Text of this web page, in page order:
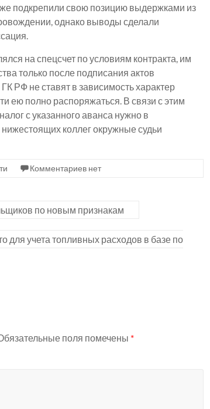
подкрепили свою позицию выдержками из
однако выводы сделали
на спецсчет по условиям контракта, им
только после подписания актов
РФ не ставят в зависимость характер
ею полно распоряжаться. В связи с этим
с указанного аванса нужно в
коллег окружные судьи
Комментариев нет
по новым признакам
для учета топливных расходов в базе по
поля помечены *